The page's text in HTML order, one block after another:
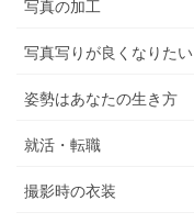
写真の加工
写真写りが良くなりたい
姿勢はあなたの生き方
就活・転職
撮影時の衣装